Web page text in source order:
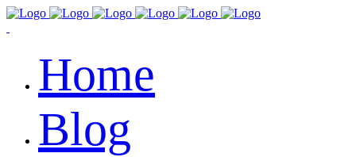
Home
Blog